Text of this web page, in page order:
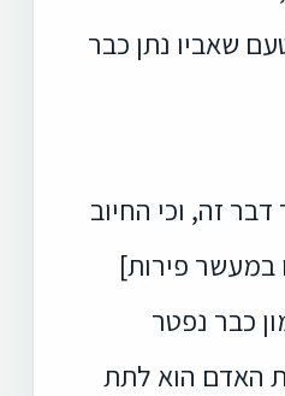
שאביו נתן כבר
זה, וכי החיוב
במעשר פירות]
כבר נפטר
האדם הוא לתת